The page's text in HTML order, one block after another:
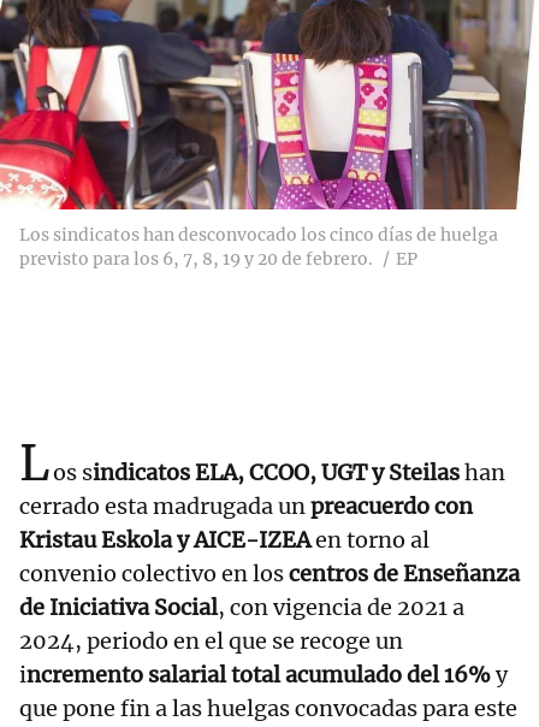
Los sindicatos han desconvocado los cinco días de huelga
previsto para los 6, 7, 8, 19 y 20 de febrero.
EP
Los sindicatos ELA, CCOO, UGT y Steilashan
cerrado esta madrugada unpreacuerdo con
Kristau Eskola y AICE-IZEAen torno al
convenio colectivo en loscentros de Enseñanza
de Iniciativa Social, con vigencia de 2021 a
2024, periodo en el que se recoge un
incremento salarial total acumulado del 16%y
que pone fin a las huelgas convocadas para este